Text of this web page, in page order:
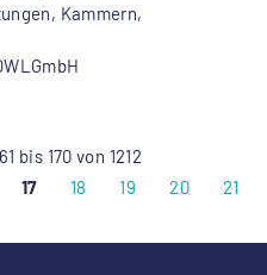
Kammern,
bis 170 von 1212
17 18 19 20 21